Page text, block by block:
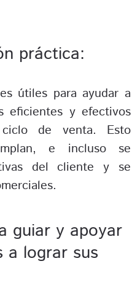
práctica:
útiles para ayudar a
eficientes y efectivos
de venta. Esto
e incluso se
del cliente y se
guiar y apoyar
a lograr sus